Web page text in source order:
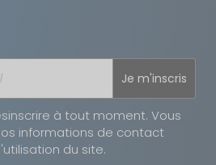
Je m'inscris
à tout moment. Vous
informations de contact
du site.